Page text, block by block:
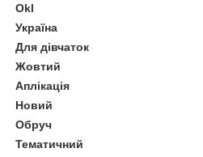
Okl
Україна
Для дівчаток
Жовтий
Аплікація
Новий
Обруч
Тематичний